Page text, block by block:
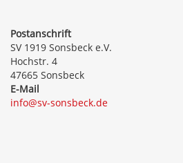
Postanschrift
SV 1919 Sonsbeck e.V.
Hochstr. 4
47665 Sonsbeck
E-Mail
info@sv-sonsbeck.de